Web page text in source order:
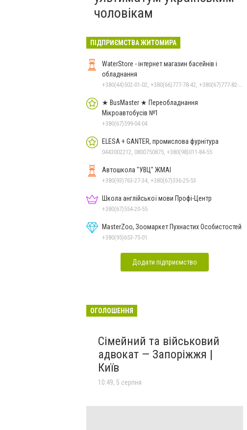
чоловікам
ПІДПРИЄМСТВА ЖИТОМИРА
WaterStore - інтернет магазин басейнів і
обладнання
+380(44)502-01-02, +380(66)777-78-42, +380(67)777-82-19, +380(67)890-80-80, +380(73)890-80-80, +380(44)502-01-03
★ BusMaster ★ Переобладнання
Мікроавтобусів №1
+380(67)599-04-04
ELESA + GANTER, промислова фурнітура
0443002212, 0800750875, +380(98)011-84-55
Автошкола "УВЦ" ЖМАІ
+380(93)763-27-34, +380(67)336-25-53
Школа англійської мови Профі-Центр
+380(67)554-20-55
MasterZoo, Зоомаркет Пухнастих Особистостей
+380(95)653-75-01
Додати підприємство
ОГОЛОШЕННЯ
Сімейний та військовий
адвокат — Запоріжжя |
Київ
10:49, 5 серпня